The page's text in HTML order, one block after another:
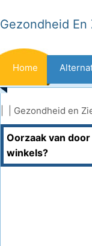
Gezondheid En
Home
Beten En Steken
Aandoeningen En
Gezondheid en
Oorzaak van
winkels?